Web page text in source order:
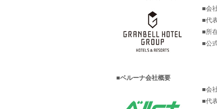
■会
■代
■所
■公
■ベルーナ会社概要
■会
■代